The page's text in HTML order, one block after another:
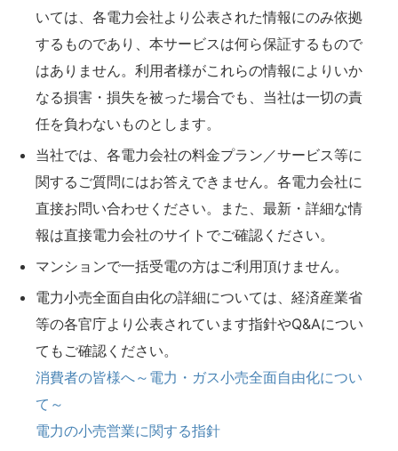
いては、各電力会社より公表された情報にのみ依拠
するものであり、本サービスは何ら保証するもので
はありません。利用者様がこれらの情報によりいか
なる損害・損失を被った場合でも、当社は一切の責
任を負わないものとします。
当社では、各電力会社の料金プラン／サービス等に
関するご質問にはお答えできません。各電力会社に
直接お問い合わせください。また、最新・詳細な情
報は直接電力会社のサイトでご確認ください。
マンションで一括受電の方はご利用頂けません。
電力小売全面自由化の詳細については、経済産業省
等の各官庁より公表されています指針やQ&Aについ
てもご確認ください。
消費者の皆様へ～電力・ガス小売全面自由化につい
て～
電力の小売営業に関する指針